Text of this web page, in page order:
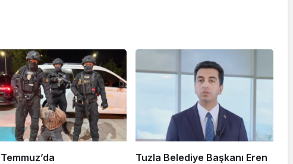
Tuzla Belediye Başkanı Eren